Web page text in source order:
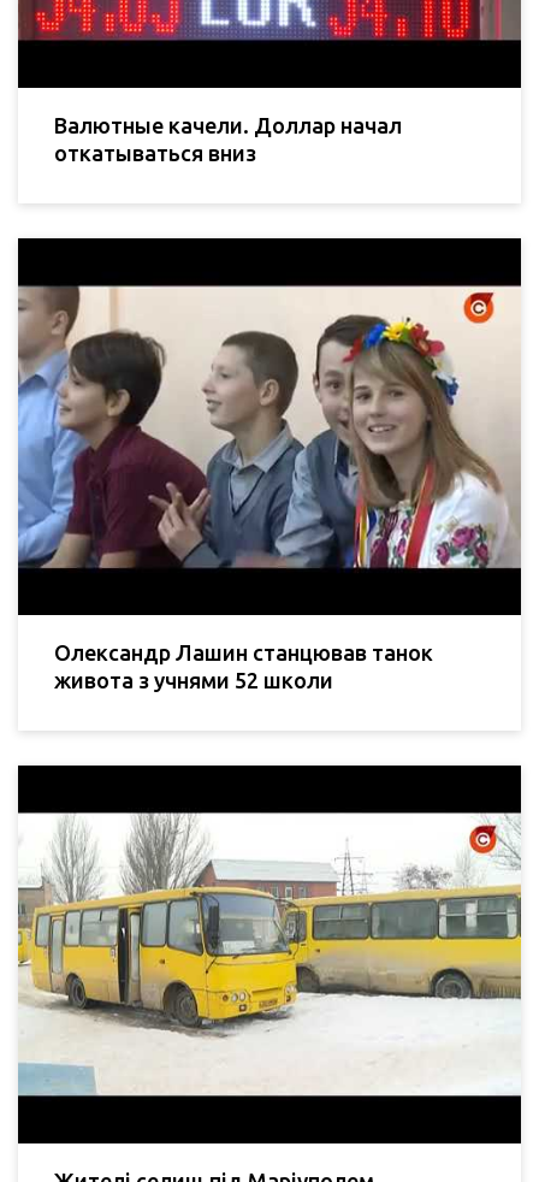
Валютные качели. Доллар начал
откатываться вниз
Олександр Лашин станцював танок
живота з учнями 52 школи